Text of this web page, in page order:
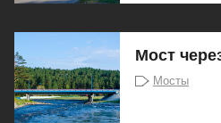
Мост
Мосты